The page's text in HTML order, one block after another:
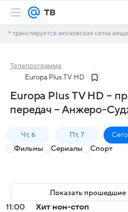
* транслируется московская сетка
Телепрограмма
Europa Plus TV HD
Europa Plus TV HD –
передач – Анжеро-
Чт, 6 Пт, 7
Фильмы Сериалы Спорт
Показать прошедшие
11:00
Хит нон-стоп